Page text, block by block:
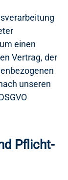
einen
Vertrag, der
unseren
Pflicht­